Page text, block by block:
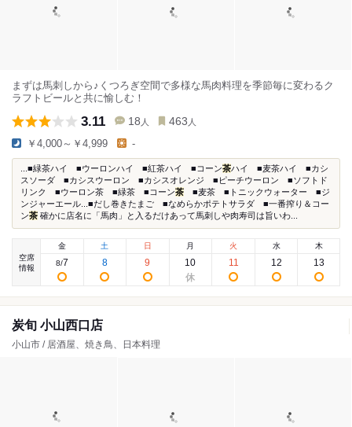
まずは馬刺しから♪くつろぎ空間で多様な馬肉料理を季節毎に変わるク
ラフトビールと共に愉しむ！
3.11 18 人 463 人
￥4,000～￥4,999 -
...■緑茶ハイ ■ウーロンハイ ■紅茶ハイ ■コーン茶ハイ ■麦茶ハイ ■カシ
スソーダ ■カシスウーロン ■カシスオレンジ ■ピーチウーロン ■ソフトド
リンク ■ウーロン茶 ■緑茶 ■コーン茶 ■麦茶 ■トニックウォーター ■ジ
ンジャーエール...■だし巻きたまご ■なめらかポテトサラダ ■一番搾り＆コー
ン茶 確かに店名に「馬肉」と入るだけあって馬刺しや肉寿司は旨いわ...
空席
情報
金
8/7
土
8
日
9
月
10
火
11
水
12
木
13
炭旬 小山西口店
小山市 / 居酒屋、焼き鳥、日本料理